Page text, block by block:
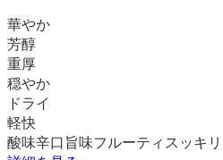
華やか
芳醇
重厚
穏やか
ドライ
軽快
酸味辛口 旨味フルーティ スッキリ